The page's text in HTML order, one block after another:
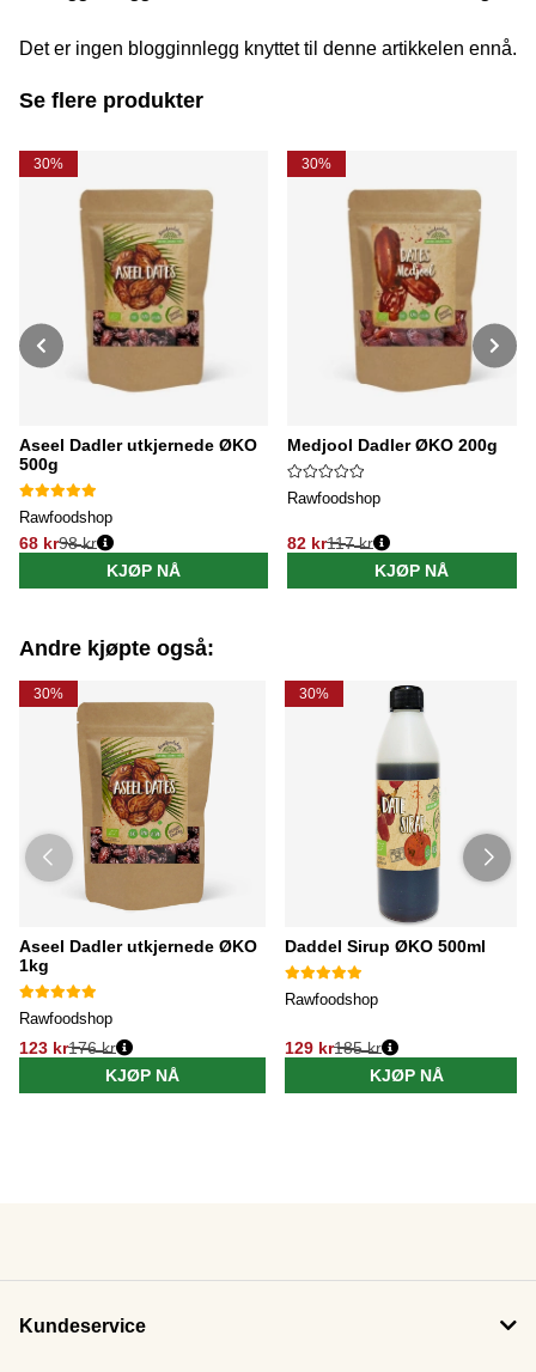
Det er ingen blogginnlegg knyttet til denne artikkelen ennå.
Se flere produkter
30%
Aseel Dadler utkjernede ØKO
500g
Rawfoodshop
68 kr
Vanlig pris:
98 kr
KJØP NÅ
30%
Medjool Dadler ØKO 200g
Rawfoodshop
82 kr
Vanlig pris:
117 kr
KJØP NÅ
Andre kjøpte også:
30%
Aseel Dadler utkjernede ØKO
1kg
Rawfoodshop
123 kr176 kr
KJØP NÅ
30%
Daddel Sirup ØKO 500ml
Rawfoodshop
129 kr185 kr
KJØP NÅ
Kundeservice